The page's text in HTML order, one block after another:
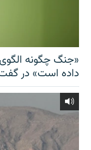
«جنگ چگونه الگوی
داده است» در